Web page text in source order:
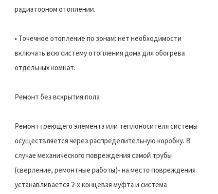
радиаторном отоплении.
• Точечное отопление по зонам: нет необходимости
включать всю систему отопления дома для обогрева
отдельных комнат.
Ремонт без вскрытия пола
Ремонт греющего элемента или теплоносителя системы
осуществляется через распределительную коробку. В
случае механического повреждения самой трубы
(сверление, ремонтные работы)- на место повреждения
устанавливается 2-х концевая муфта и система